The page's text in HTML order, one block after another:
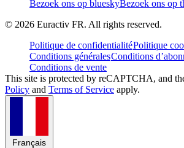
Bezoek ons op blueskyBezoek ons op
© 2026 Euractiv FR. All rights reserved.
Politique de confidentialitéPolitique
Conditions généralesConditions
Conditions de vente
This site is protected by reCAPTCHA, and
Policy and Terms of Service apply.
Français